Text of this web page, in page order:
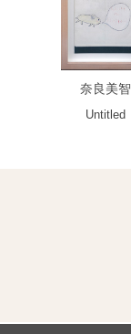
奈良美智
Untitled